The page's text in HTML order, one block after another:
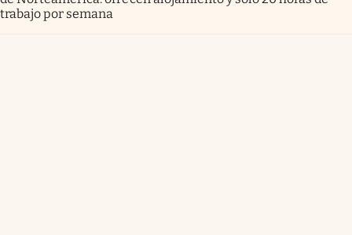
trabajo por semana